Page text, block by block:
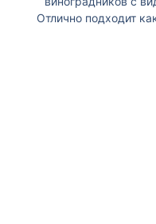
Отлично подходит